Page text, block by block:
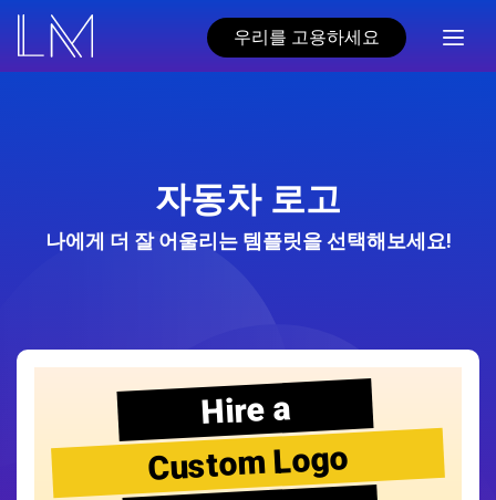
우리를 고용하세요
자동차 로고
나에게 더 잘 어울리는 템플릿을 선택해보세요!
Hire a
Custom Logo